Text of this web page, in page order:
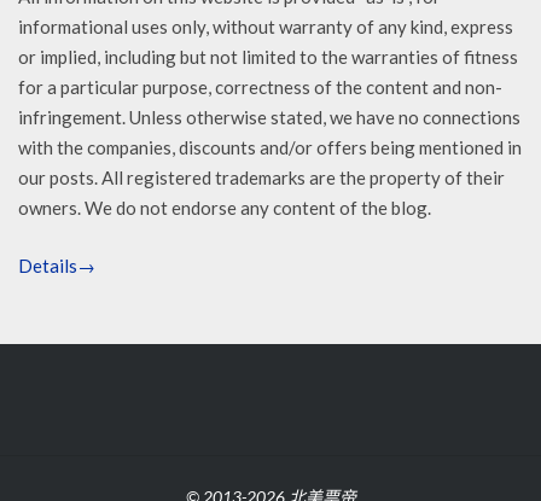
informational uses only, without warranty of any kind, express
or implied, including but not limited to the warranties of fitness
for a particular purpose, correctness of the content and non-
infringement. Unless otherwise stated, we have no connections
with the companies, discounts and/or offers being mentioned in
our posts. All registered trademarks are the property of their
owners. We do not endorse any content of the blog.
Details→